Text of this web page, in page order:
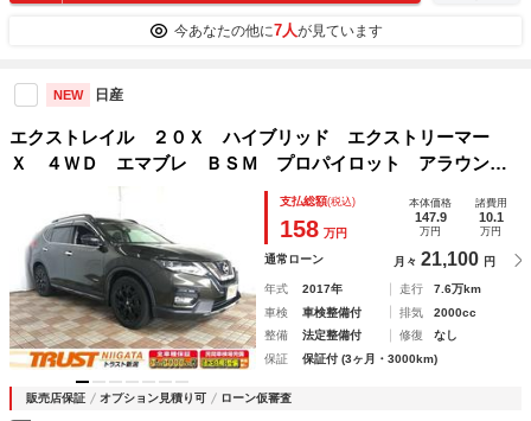
今あなたの他に7人が見ています
NEW 日産
エクストレイル ２０Ｘ ハイブリッド エクストリーマー
Ｘ ４ＷＤ エマブレ ＢＳＭ プロパイロット アラウンド
ビュー フルセグ ＤＶＤ再生 ＢＴオーディオ ブルーレ
イ ＬＥＤヘッド ＥＴＣ 電動パーキング オートホール
ド インテリキー２個 パワーバックドア
支払総額(税込)
158 万円
本体価格
147.9
万円
諸費用
10.1
万円
通常ローン 月々 21,100 円
年式 2017年 走行
7.6万km
車検
車検整備付 排気
2000cc
整備
法定整備付 修復
なし
保証
保証付 (3ヶ月・3000km)
販売店保証 オプション見積り可 ローン仮審査